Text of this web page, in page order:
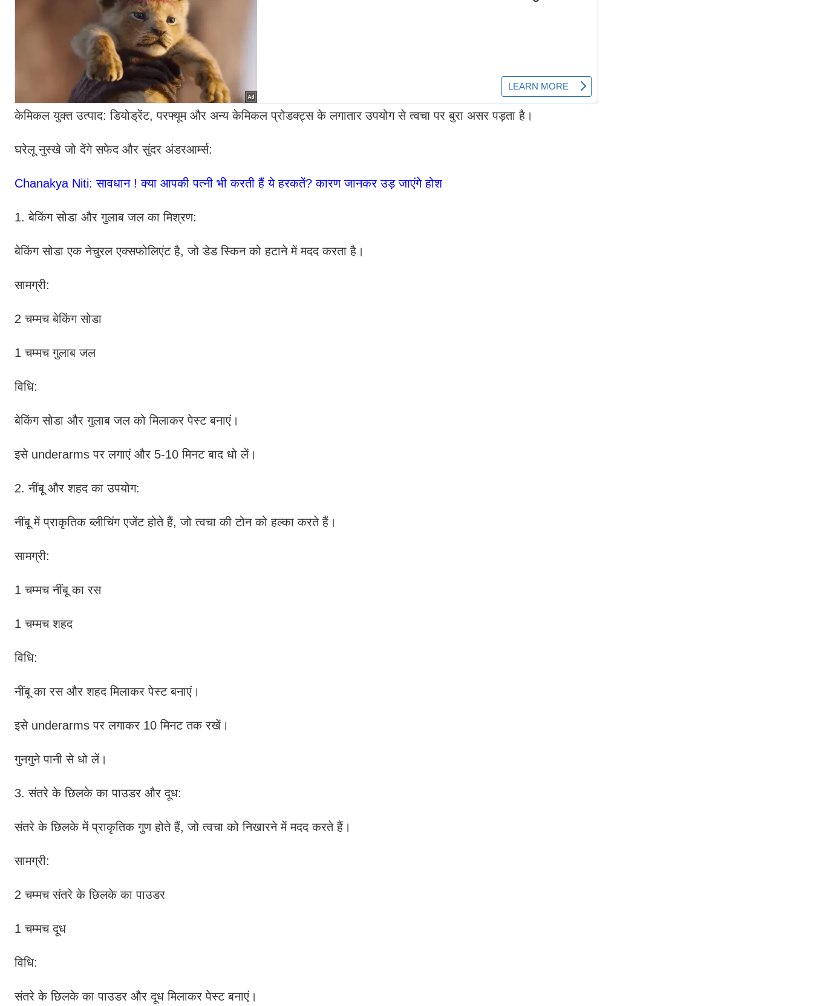
केमिकल युक्त उत्पाद: डियोड्रेंट, परफ्यूम और अन्य केमिकल प्रोडक्ट्स के लगातार उपयोग से त्वचा पर बुरा असर पड़ता है।
घरेलू नुस्खे जो देंगे सफेद और सुंदर अंडरआर्म्स:
Chanakya Niti: सावधान ! क्या आपकी पत्नी भी करती हैं ये हरकतें? कारण जानकर उड़ जाएंगे होश
1. बेकिंग सोडा और गुलाब जल का मिश्रण:
बेकिंग सोडा एक नेचुरल एक्सफोलिएंट है, जो डेड स्किन को हटाने में मदद करता है।
सामग्री:
2 चम्मच बेकिंग सोडा
1 चम्मच गुलाब जल
विधि:
बेकिंग सोडा और गुलाब जल को मिलाकर पेस्ट बनाएं।
इसे underarms पर लगाएं और 5-10 मिनट बाद धो लें।
2. नींबू और शहद का उपयोग:
नींबू में प्राकृतिक ब्लीचिंग एजेंट होते हैं, जो त्वचा की टोन को हल्का करते हैं।
सामग्री:
1 चम्मच नींबू का रस
1 चम्मच शहद
विधि:
नींबू का रस और शहद मिलाकर पेस्ट बनाएं।
इसे underarms पर लगाकर 10 मिनट तक रखें।
गुनगुने पानी से धो लें।
3. संतरे के छिलके का पाउडर और दूध:
संतरे के छिलके में प्राकृतिक गुण होते हैं, जो त्वचा को निखारने में मदद करते हैं।
सामग्री:
2 चम्मच संतरे के छिलके का पाउडर
1 चम्मच दूध
विधि:
संतरे के छिलके का पाउडर और दूध मिलाकर पेस्ट बनाएं।